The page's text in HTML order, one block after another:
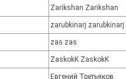
Zarikshan Zarikshan
zarubkinarj zarubkinarj
zas zas
ZaskokK ZaskokK
Евгений Третьяков